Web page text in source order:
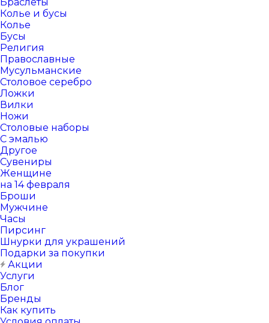
Колье и бусы
Колье
Бусы
Религия
Православные
Мусульманские
Столовое серебро
Ложки
Вилки
Ножи
Столовые наборы
С эмалью
Другое
Сувениры
Женщине
на 14 февраля
Броши
Мужчине
Часы
Пирсинг
Шнурки для украшений
Подарки за покупки
Акции
Услуги
Блог
Бренды
Как купить